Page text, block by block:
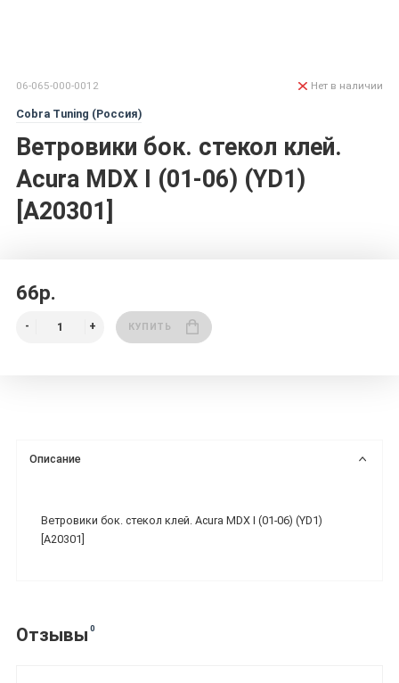
06-065-000-0012
Cobra Tuning (Россия)
Ветровики бок. стекол клей.
Acura MDX I (01-06) (YD1)
[A20301]
Нет в наличии
66р.
КУПИТЬ
Описание
Ветровики бок. стекол клей. Acura MDX I (01-06) (YD1)
[A20301]
Отзывы 0